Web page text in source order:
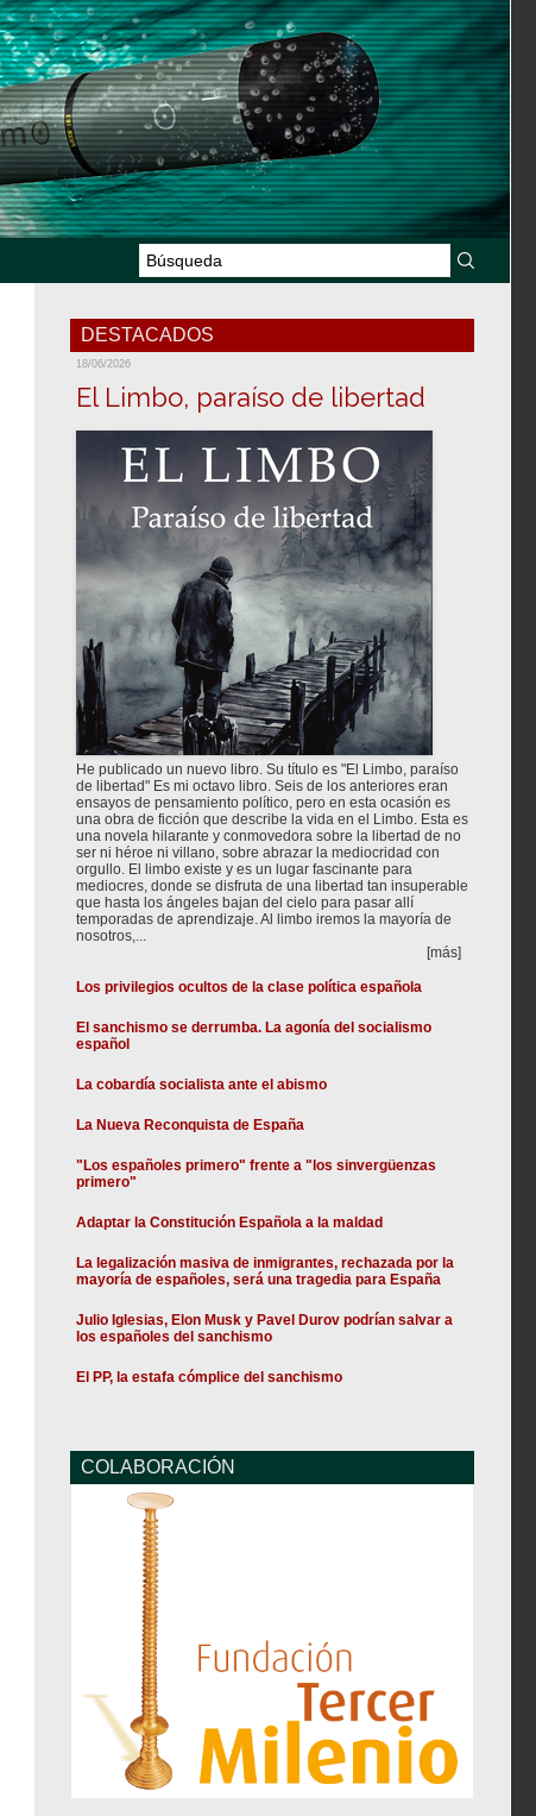
DESTACADOS
18/06/2026
El Limbo, paraíso de libertad
He publicado un nuevo libro. Su título es "El Limbo, paraíso
de libertad" Es mi octavo libro. Seis de los anteriores eran
ensayos de pensamiento político, pero en esta ocasión es
una obra de ficción que describe la vida en el Limbo. Esta es
una novela hilarante y conmovedora sobre la libertad de no
ser ni héroe ni villano, sobre abrazar la mediocridad con
orgullo. El limbo existe y es un lugar fascinante para
mediocres, donde se disfruta de una libertad tan insuperable
que hasta los ángeles bajan del cielo para pasar allí
temporadas de aprendizaje. Al limbo iremos la mayoría de
nosotros,...
[más]
Los privilegios ocultos de la clase política española
El sanchismo se derrumba. La agonía del socialismo
español
La cobardía socialista ante el abismo
La Nueva Reconquista de España
"Los españoles primero" frente a "los sinvergüenzas
primero"
Adaptar la Constitución Española a la maldad
La legalización masiva de inmigrantes, rechazada por la
mayoría de españoles, será una tragedia para España
Julio Iglesias, Elon Musk y Pavel Durov podrían salvar a
los españoles del sanchismo
El PP, la estafa cómplice del sanchismo
COLABORACIÓN